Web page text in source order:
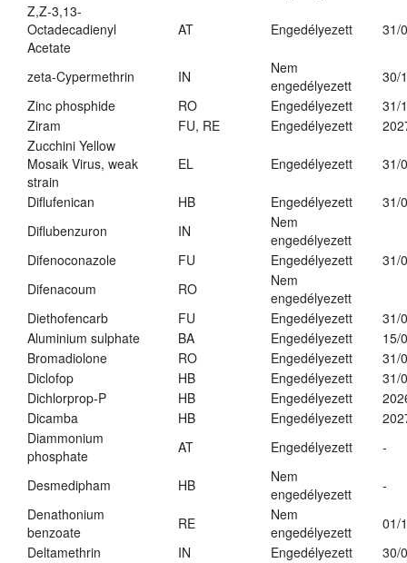
Z,Z-3,13-
Octadecadienyl
Acetate
AT Engedélyezett 31/
zeta-Cypermethrin IN
Nem
engedélyezett
30/
Zinc phosphide
RO Engedélyezett
31/
Ziram
FU, RE Engedélyezett
Zucchini Yellow
Mosaik Virus, weak
strain
EL Engedélyezett 31/
Diflufenican HB Engedélyezett
31/
Diflubenzuron
IN
Nem
engedélyezett
Difenoconazole
FU Engedélyezett
31/
Difenacoum
RO
Nem
engedélyezett
Diethofencarb
FU Engedélyezett
31/
Aluminium sulphate
BA Engedélyezett
15/
Bromadiolone
RO Engedélyezett
31/
Diclofop
HB Engedélyezett
31/
Dichlorprop-P
HB Engedélyezett
Dicamba
HB Engedélyezett
Diammonium
phosphate
AT Engedélyezett -
Desmedipham HB
Nem
engedélyezett
-
Denathonium
benzoate
RE
Nem
engedélyezett
01/
Deltamethrin
IN Engedélyezett 30/